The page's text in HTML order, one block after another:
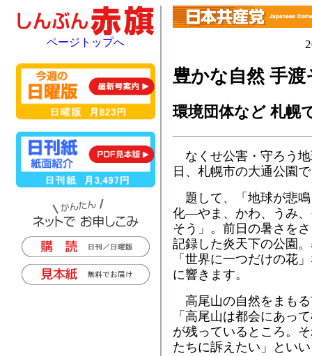
豊かな自然 手渡
環境団体など 札幌
なくせ公害・守ろう
日、札幌市の大通公園
題して、「地球が悲
化―やま、かわ、うみ
そう」。前日の暑さを
記録した炎天下の公園
「世界に一つだけの花
に響きます。
高尾山の自然をまも
「高尾山は都会にあっ
が残っているところ。
たちに訴えたい」とい
ページトップへ